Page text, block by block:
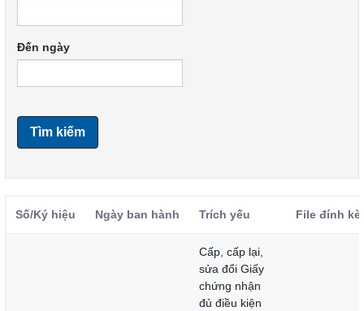
Đến ngày
Tìm kiếm
Số/Ký hiệu Ngày ban hành Trích yếu File đính
Cấp, cấp lại,
sửa đổi Giấy
chứng nhận
đủ điều kiện